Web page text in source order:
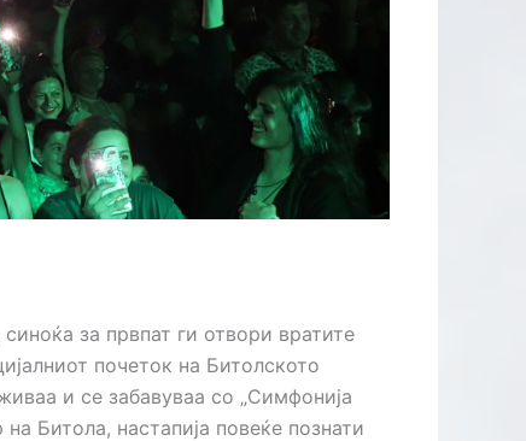
за првпат ги отвори вратите
почеток на Битолското
и се забавуваа со „Симфонија
Битола, настапија повеќе познати